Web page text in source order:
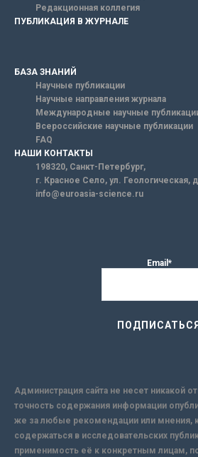
Редакционная коллегия
ПУБЛИКАЦИЯ В ЖУРНАЛЕ
БАЗА ЗНАНИЙ
Научные публикации
Научные направления журнала
Международные научные
Всероссийские научные публикации
FAQ
НАШИ КОНТАКТЫ
198320, Санкт-Петербург,
г. Красное Село, ул. Геологическая,
info@euroasia-science.ru
Email*
Администрация сайта не несет никакой
точность содержания информации
же за любые рекомендации или мнения,
содержаться в исследовательских
применимость её к конкретным лицам,